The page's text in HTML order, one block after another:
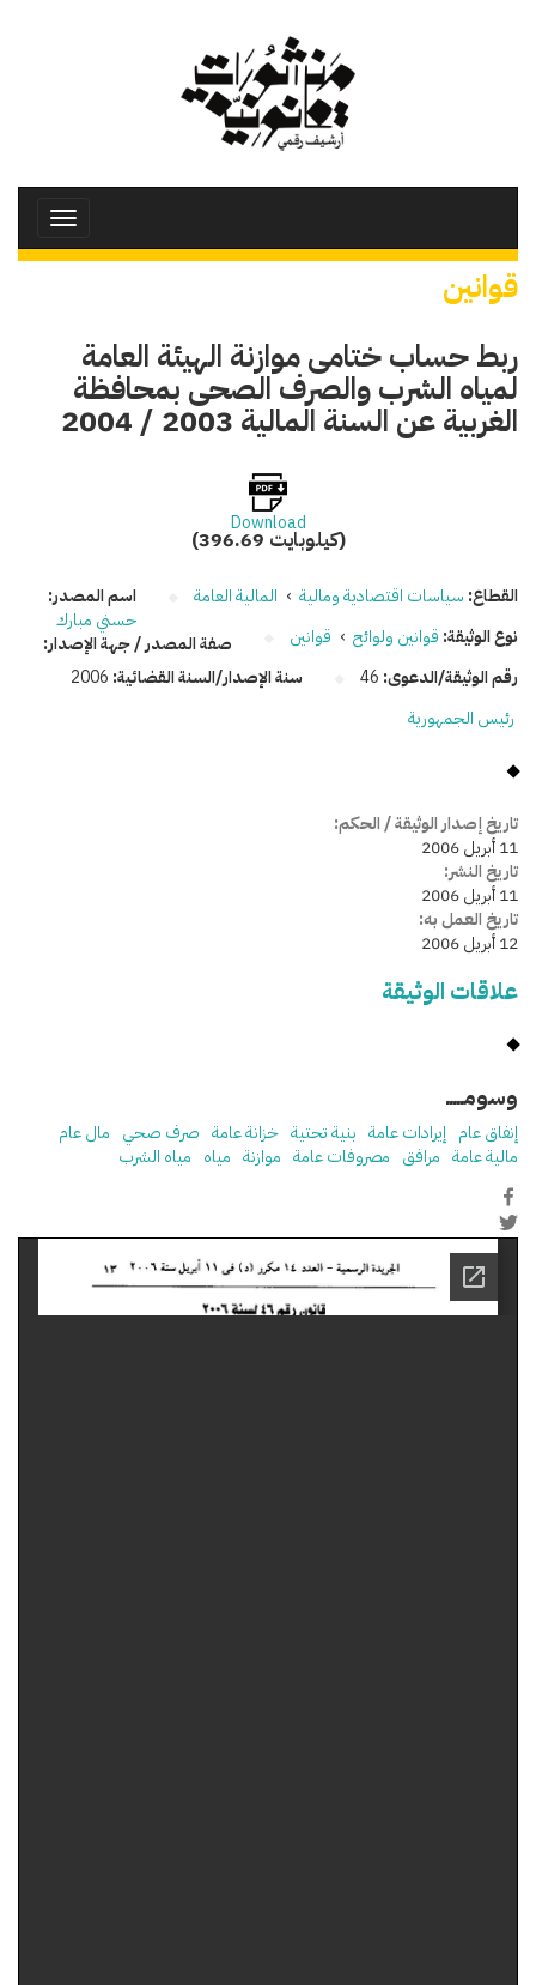
Toggle
قوانين
ربط حساب ختامى موازنة الهيئة العامة
لمياه الشرب والصرف الصحى بمحافظة
الغربية عن السنة المالية 2003 / 2004
Download
(396.69 كيلوبايت)
القطاع: سياسات اقتصادية ومالية › المالية العامة
نوع الوثيقة: قوانين ولوائح › قوانين
رقم الوثيقة/الدعوى: 46 سنة الإصدار/السنة القضائية: 2006
اسم المصدر:
حسني مبارك
صفة المصدر / جهة الإصدار:
رئيس الجمهورية
تاريخ إصدار الوثيقة / الحكم:
11 أبريل 2006
تاريخ النشر:
11 أبريل 2006
تاريخ العمل به:
12 أبريل 2006
علاقات الوثيقة
وسومـــــ
إنفاق عام إيرادات عامة بنية تحتية خزانة عامة صرف صحي مال عام
مالية عامة مرافق مصروفات عامة موازنة مياه مياه الشرب